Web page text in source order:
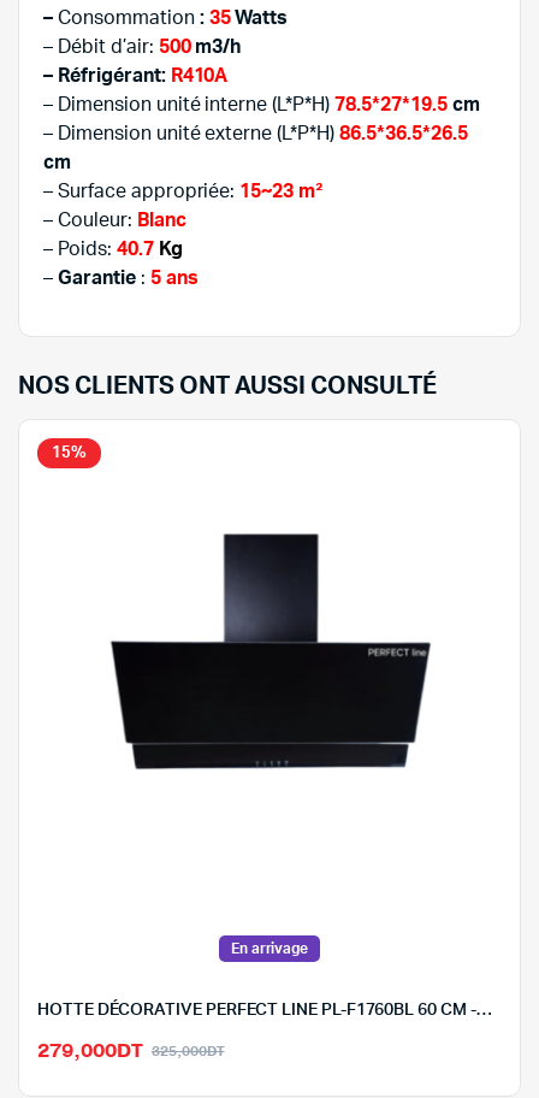
– Consommation : 35Watts
– Débit d’air: 500m3/h
– Réfrigérant: R410A
– Dimension unité interne (L*P*H) 78.5*27*19.5 cm
– Dimension unité externe (L*P*H) 86.5*36.5*26.5
cm
– Surface appropriée: 15~23 m²
– Couleur: Blanc
– Poids: 40.7 Kg
– Garantie: 5 ans
NOS CLIENTS ONT AUSSI CONSULTÉ
15%
En arrivage
HOTTE DÉCORATIVE PERFECT LINE PL-F1760BL 60 CM -NOIR
325,000DTLe
279,000DT
Le